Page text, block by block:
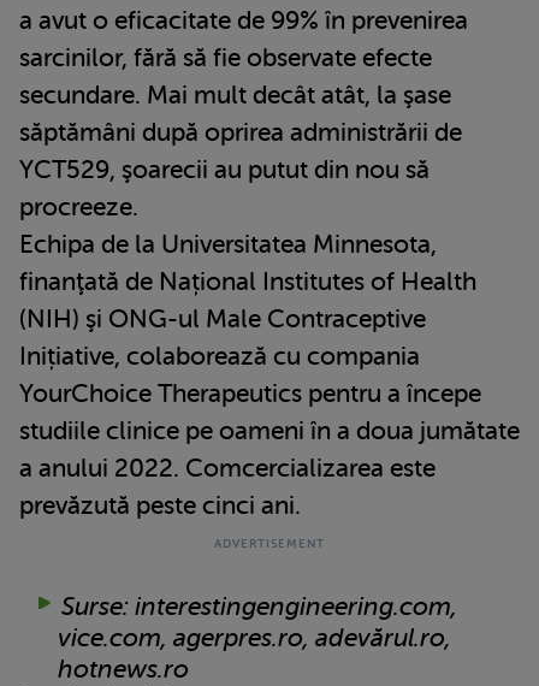
a avut o eficacitate de 99% în prevenirea
sarcinilor, fără să fie observate efecte
secundare. Mai mult decât atât, la şase
săptămâni după oprirea administrării de
YCT529, şoarecii au putut din nou să
procreeze.
Echipa de la Universitatea Minnesota,
finanţată de Național Institutes of Health
(NIH) şi ONG-ul Male Contraceptive
Inițiative, colaborează cu compania
YourChoice Therapeutics pentru a începe
studiile clinice pe oameni în a doua jumătate
a anului 2022. Comcercializarea este
prevăzută peste cinci ani.
Surse: interestingengineering.com,
vice.com, agerpres.ro, adevărul.ro,
hotnews.ro